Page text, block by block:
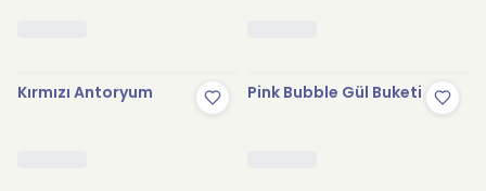
Kırmızı Antoryum Pink Bubble Gül Buketi